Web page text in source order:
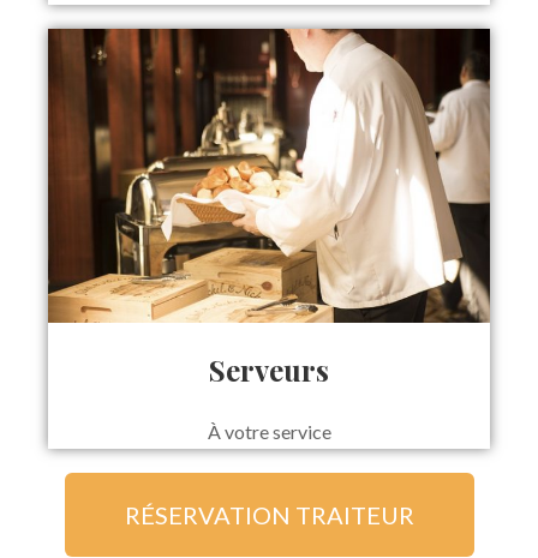
Serveurs
À votre service
RÉSERVATION TRAITEUR